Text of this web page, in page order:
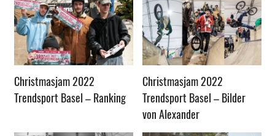
Christmasjam 2022
Trendsport Basel – Ranking
Christmasjam 2022
Trendsport Basel – Bilder
von Alexander